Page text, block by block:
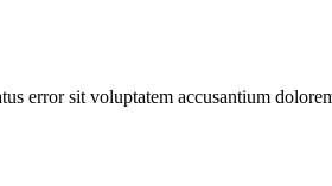
error sit voluptatem accusantium